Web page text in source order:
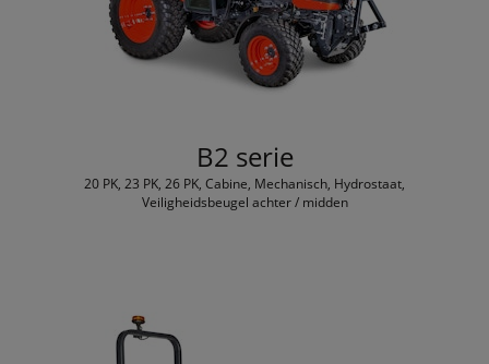
B2 serie
20 PK, 23 PK, 26 PK, Cabine, Mechanisch, Hydrostaat,
Veiligheidsbeugel achter / midden